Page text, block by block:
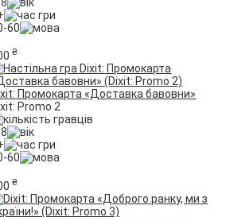
60
₴
Промокарта «Доставка бавовни»
Promo 2
60
₴